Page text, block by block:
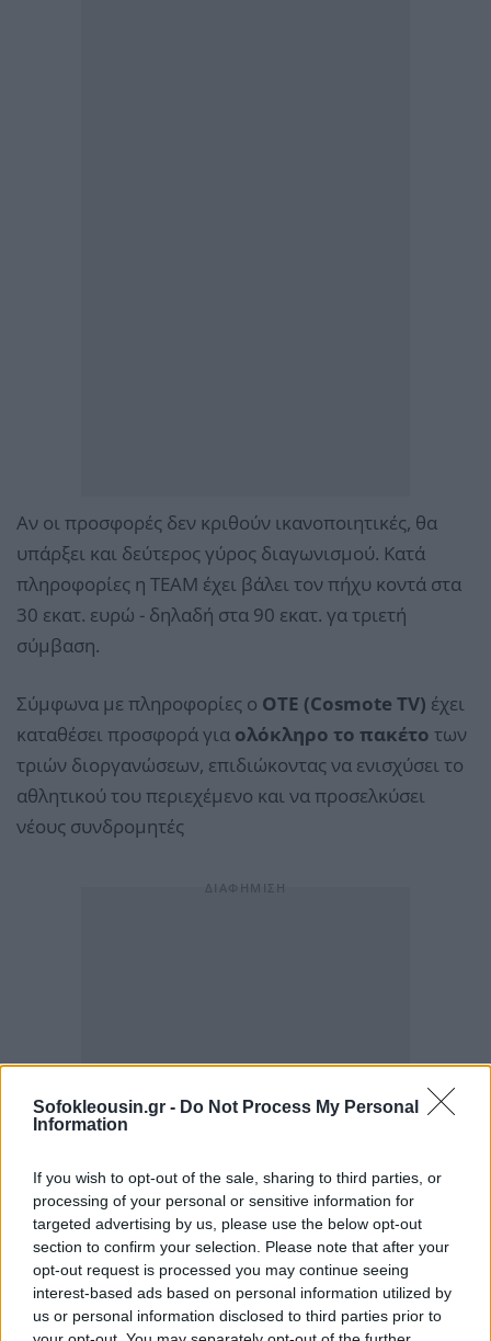
Sofokleousin.gr - Do Not Process My Personal
Information
If you wish to opt-out of the sale, sharing to third parties, or
processing of your personal or sensitive information for
targeted advertising by us, please use the below opt-out
section to confirm your selection. Please note that after your
opt-out request is processed you may continue seeing
interest-based ads based on personal information utilized by
us or personal information disclosed to third parties prior to
Αν οι προσφορές δεν κριθούν ικανοποιητικές, θα
υπάρξει και δεύτερος γύρος διαγωνισμού. Κατά
πληροφορίες η ΤΕΑΜ έχει βάλει τον πήχυ κοντά στα
30 εκατ. ευρώ - δηλαδή στα 90 εκατ. γα τριετή
σύμβαση.
Σύμφωνα με πληροφορίες ο ΟΤΕ (Cosmote TV) έχει
καταθέσει προσφορά για ολόκληρο το πακέτο των
τριών διοργανώσεων, επιδιώκοντας να ενισχύσει το
αθλητικού του περιεχέμενο και να προσελκύσει
νέους συνδρομητές